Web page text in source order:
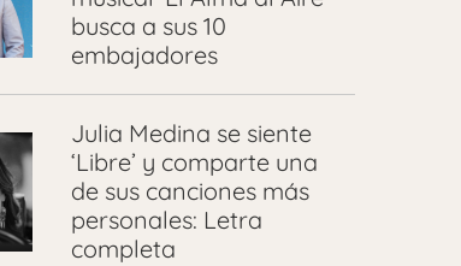
busca a sus 10
embajadores
Julia Medina se siente
‘Libre’ y comparte una
de sus canciones más
personales: Letra
completa